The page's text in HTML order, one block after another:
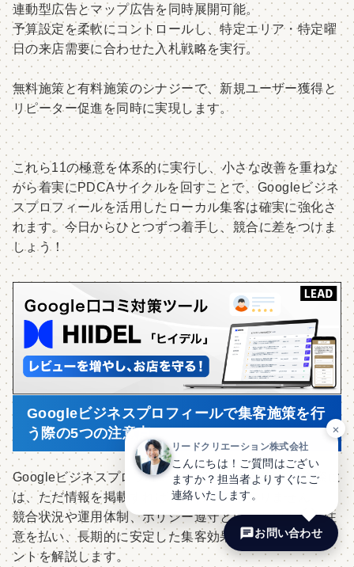
連動型広告とマップ広告を同時展開可能。
予算設定を柔軟にコントロールし、特定エリア・特定曜
日の来店需要に合わせた入札戦略を実行。
無料施策と有料施策のシナジーで、新規ユーザー獲得と
リピーター促進を同時に実現します。
これら11の極意を体系的に実行し、小さな改善を重ねな
がら着実にPDCAサイクルを回すことで、Googleビジネ
スプロフィールを活用したローカル集客は確実に強化さ
れます。今日からひとつずつ着手し、競合に差をつけま
しょう！
Googleビジネスプロフィールで集客施策を行
う際の5つの注意点
Googleビジネスプロフィールを活用して集客を行う際に
は、ただ情報を掲載すれば良いわけではありません。
競合状況や運用体制、ポリシー遵守といった観点から注
意を払い、長期的に安定した集客効果を得るためのポイ
ントを解説します。
×
リードクリエーション株式会社
こんにちは！ご質問はござい
ますか？担当者よりすぐにご
連絡いたします。
お問い合わせ